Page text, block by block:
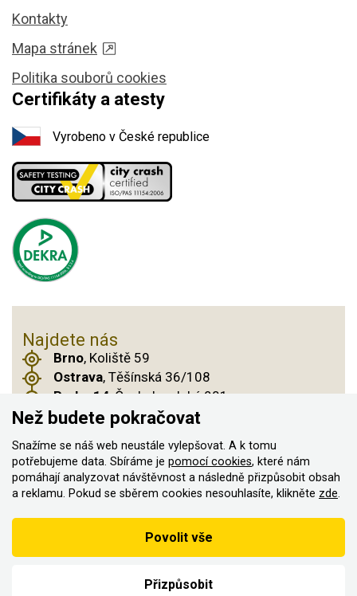
Kontakty
Mapa stránek
Politika souborů cookies
Certifikáty a atesty
Vyrobeno v České republice
Najdete nás
Brno, Koliště 59
Ostrava, Těšínská 36/108
Praha 14, Českobrodská 901
© 2011–2026 ASN Hakr Brno. Všechna práva
vyhrazena
Vytvořilo
line; v případě technického výpadku pak nejpozději do 48 hodin.
Než budete pokračovat
Snažíme se náš web neustále vylepšovat. A k tomu
potřebujeme data. Sbíráme je pomocí cookies, které nám
pomáhají analyzovat návštěvnost a následně přizpůsobit obsah
a reklamu. Pokud se sběrem cookies nesouhlasíte, klikněte zde.
Přizpůsobit
Povolit vše